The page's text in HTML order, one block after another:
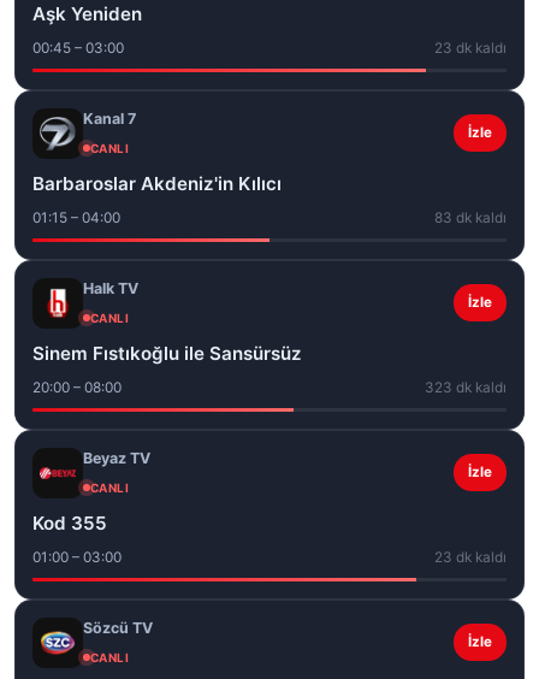
Aşk Yeniden
00:45 – 03:00 23 dk kaldı
Kanal 7
CANLI
İzle
Barbaroslar Akdeniz'in Kılıcı
01:15 – 04:00 83 dk kaldı
Halk TV
CANLI
İzle
Sinem Fıstıkoğlu ile Sansürsüz
20:00 – 08:00 323 dk kaldı
Beyaz TV
CANLI
İzle
Kod 355
01:00 – 03:00 23 dk kaldı
Sözcü TV
CANLI
İzle